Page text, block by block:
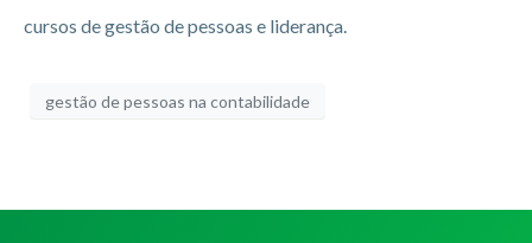
cursos de gestão de pessoas e liderança.
gestão de pessoas na contabilidade